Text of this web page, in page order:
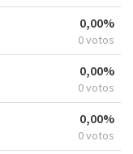
0,00%
0 votos
0,00%
0 votos
0,00%
0 votos